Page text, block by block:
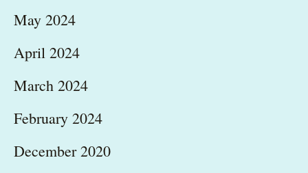
May 2024
April 2024
March 2024
February 2024
December 2020